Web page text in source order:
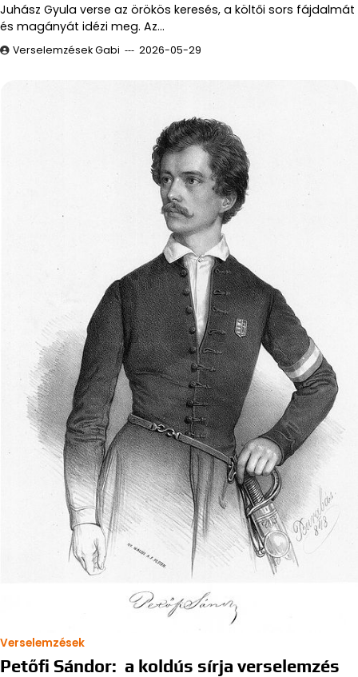
Juhász Gyula verse az örökös keresés, a költői sors fájdalmát
és magányát idézi meg. Az…
Verselemzések Gabi 2026-05-29
Verselemzések
Petőfi Sándor: a koldús sírja verselemzés